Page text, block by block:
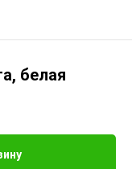
белая